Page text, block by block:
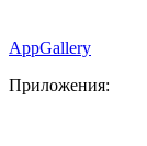
AppGallery
Приложения: